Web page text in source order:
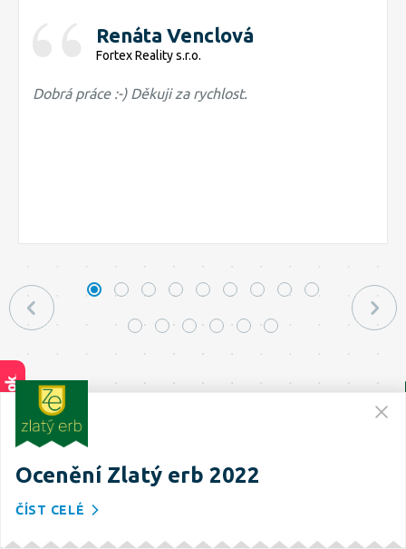
Renáta Venclová
Fortex Reality s.r.o.
Dobrá práce :-) Děkuji za rychlost.
Ocenění Zlatý erb 2022
ČÍST CELÉ
Ozvěte se nám ...
Líbily se Vám naše práce?